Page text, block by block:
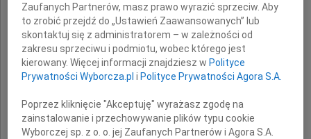
Rodzinie i Najbliższym
składają
Zaufanych Partnerów, masz prawo wyrazić sprzeciw. Aby
to zrobić przejdź do „Ustawień Zaawansowanych” lub
skontaktuj się z administratorem – w zależności od
zakresu sprzeciwu i podmiotu, wobec którego jest
kierowany. Więcej informacji znajdziesz w Polityce
Prywatności Wyborcza.pl i Polityce Prywatności Agora S.A.
Poprzez kliknięcie "Akceptuję" wyrażasz zgodę na
zainstalowanie i przechowywanie plików typu cookie
Wyborczej sp. z o. o. jej Zaufanych Partnerów i Agora S.A.